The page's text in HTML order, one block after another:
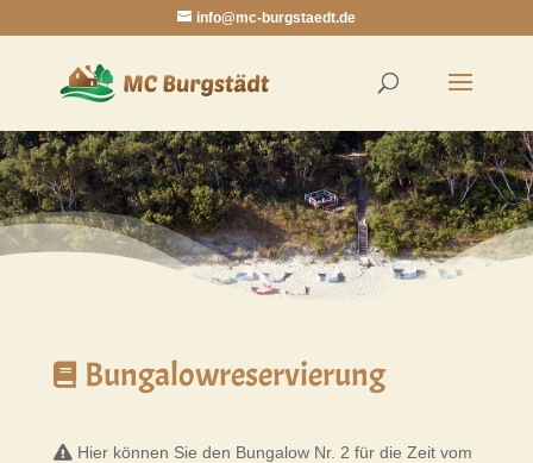
info@mc-burgstaedt.de
Bungalowreservierung
Hier können Sie den Bungalow Nr. 2 für die Zeit vom